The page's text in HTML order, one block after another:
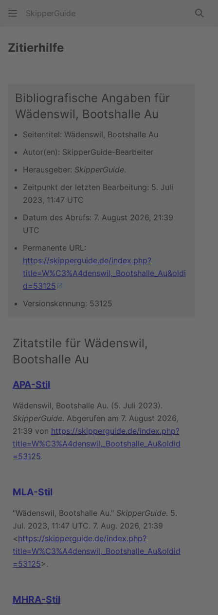
SkipperGuide
Zitierhilfe
Bibliografische Angaben für
Wädenswil, Bootshalle Au
Seitentitel: Wädenswil, Bootshalle Au
Autor(en): SkipperGuide-Bearbeiter
Herausgeber: SkipperGuide.
Zeitpunkt der letzten Bearbeitung: 5. Juli
2023, 11:47 UTC
Datum des Abrufs: 7. August 2026, 21:39
UTC
Permanente URL:
https://skipperguide.de/index.php?
title=W%C3%A4denswil,_Bootshalle_Au&oldi
d=53125
Versionskennung: 53125
Zitatstile für Wädenswil,
Bootshalle Au
APA-Stil
Wädenswil, Bootshalle Au. (5. Juli 2023).
SkipperGuide. Abgerufen am 7. August 2026,
21:39 von https://skipperguide.de/index.php?
title=W%C3%A4denswil,_Bootshalle_Au&oldid
=53125.
MLA-Stil
"Wädenswil, Bootshalle Au." SkipperGuide. 5.
Jul. 2023, 11:47 UTC. 7. Aug. 2026, 21:39
<https://skipperguide.de/index.php?
title=W%C3%A4denswil,_Bootshalle_Au&oldid
=53125>.
MHRA-Stil